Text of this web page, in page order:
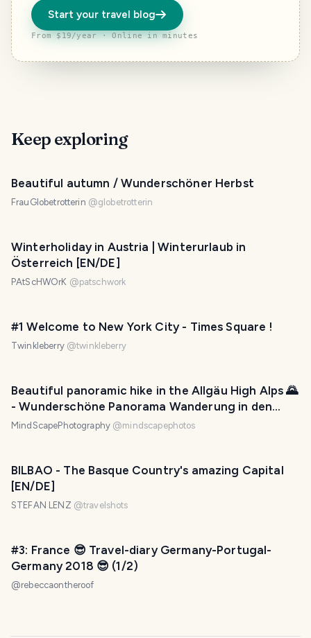
Start your travel blog
From $19/year · Online in minutes
Keep exploring
Beautiful autumn / Wunderschöner Herbst
FrauGlobetrotterin @globetrotterin
Winterholiday in Austria | Winterurlaub in
Österreich [EN/DE]
PAtScHWOrK @patschwork
#1 Welcome to New York City - Times Square !
Twinkleberry @twinkleberry
Beautiful panoramic hike in the Allgäu High Alps 🌄
- Wunderschöne Panorama Wanderung in den
Allgäuer Hochalpen 🌄 [EN/DE] - MyPictureDay
MindScapePhotography @mindscapephotos
BILBAO - The Basque Country's amazing Capital
[EN/DE]
STEFAN LENZ @travelshots
#3: France 😎 Travel-diary Germany-Portugal-
Germany 2018 😎 (1/2)
@rebeccaontheroof